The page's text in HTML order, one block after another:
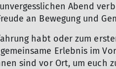
Abend
an Bewegung und
habt oder zum
Erlebnis im
sind vor Ort, um euch